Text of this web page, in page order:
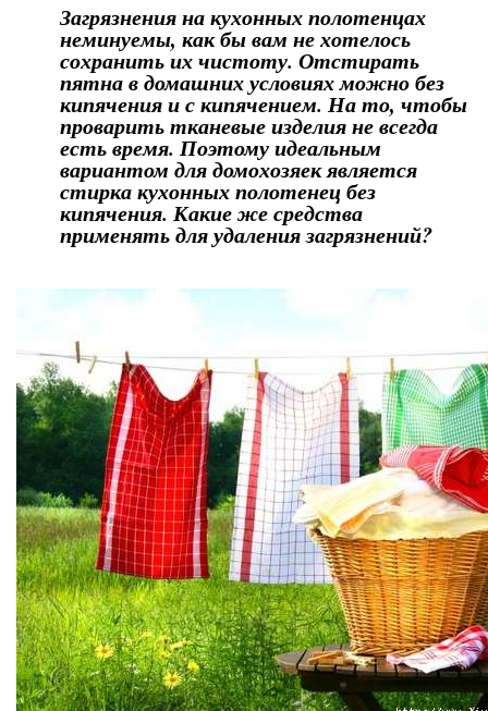
Загрязнения на кухонных полотенцах
неминуемы, как бы вам не хотелось
сохранить их чистоту. Отстирать
пятна в домашних условиях можно без
кипячения и с кипячением. На то, чтобы
проварить тканевые изделия не всегда
есть время. Поэтому идеальным
вариантом для домохозяек является
стирка кухонных полотенец без
кипячения. Какие же средства
применять для удаления загрязнений?